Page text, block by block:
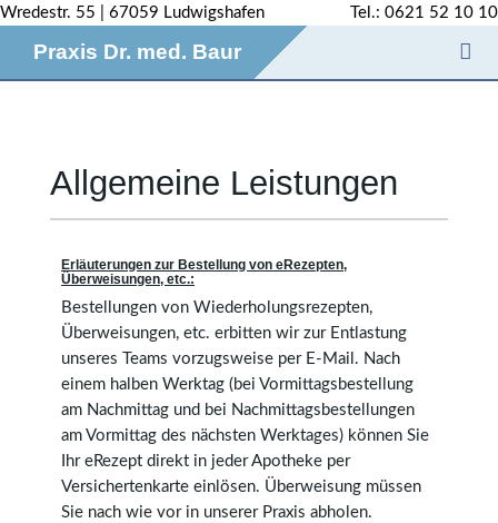
Wredestr. 55 | 67059 Ludwigshafen Tel.: 0621 52 10 10
Praxis Dr. med. Baur
Allgemeine Leistungen
Erläuterungen zur Bestellung von eRezepten,
Überweisungen, etc.:
Bestellungen von Wiederholungsrezepten,
Überweisungen, etc. erbitten wir zur Entlastung
unseres Teams vorzugsweise per E-Mail. Nach
einem halben Werktag (bei Vormittagsbestellung
am Nachmittag und bei Nachmittagsbestellungen
am Vormittag des nächsten Werktages) können Sie
Ihr eRezept direkt in jeder Apotheke per
Versichertenkarte einlösen. Überweisung müssen
Sie nach wie vor in unserer Praxis abholen.